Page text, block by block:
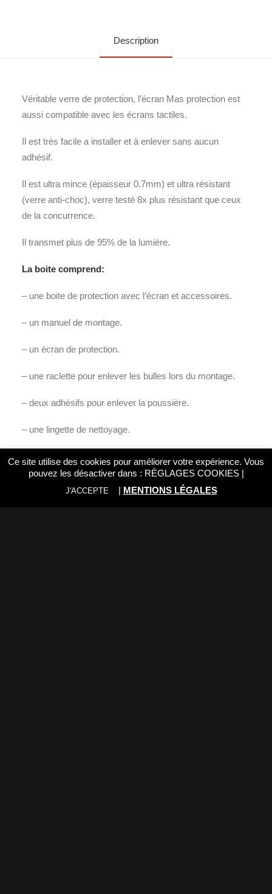
Description
Véritable verre de protection, l’écran Mas protection est
aussi compatible avec les écrans tactiles.
Il est très facile a installer et à enlever sans aucun
adhésif.
Il est ultra mince (épaisseur 0.7mm) et ultra résistant
(verre anti-choc), verre testé 8x plus résistant que ceux
de la concurrence.
Il transmet plus de 95% de la lumière.
La boite comprend:
– une boite de protection avec l’écran et accessoires.
– un manuel de montage.
– un écran de protection.
– une raclette pour enlever les bulles lors du montage.
– deux adhésifs pour enlever la poussière.
– une lingette de nettoyage.
– un tissu microfibre.
Ce site utilise des cookies pour améliorer votre expérience. Vous
pouvez les désactiver dans : RÉGLAGES COOKIES|
J'ACCEPTE | MENTIONS LÉGALES